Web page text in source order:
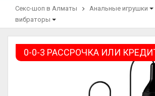
Секс-шоп в Алматы Анальные игрушки
вибраторы
0-0-3 РАССРОЧКА ИЛИ